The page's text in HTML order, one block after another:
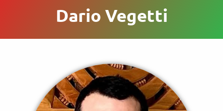
Dario Vegetti